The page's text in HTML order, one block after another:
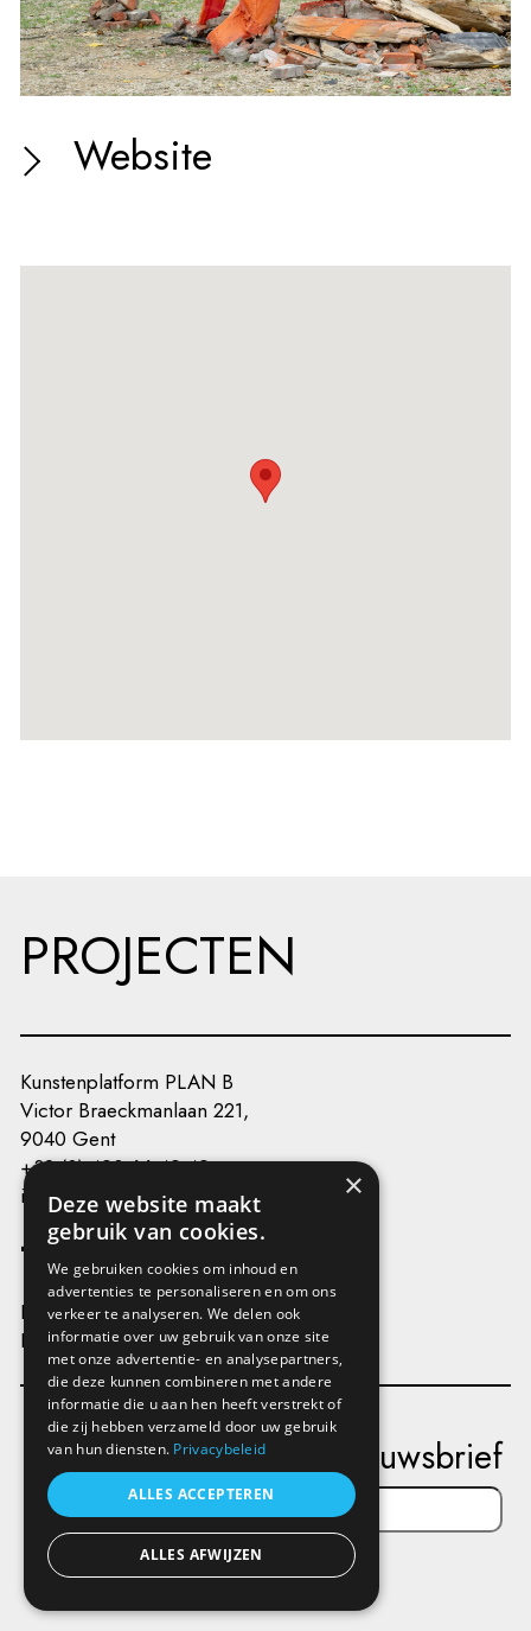
Website
PROJECTEN
Kunstenplatform PLAN B
Victor Braeckmanlaan 221,
9040 Gent
+32 (0) 493 66 49 49
info@kunstenplatformplanb.be
Privacy
Disclaimer
Schrijf je in op onze nieuwsbrief
Verstuur
×
Deze website maakt
gebruik van cookies.
We gebruiken cookies om inhoud en
advertenties te personaliseren en om ons
verkeer te analyseren. We delen ook
informatie over uw gebruik van onze site
met onze advertentie- en analysepartners,
die deze kunnen combineren met andere
informatie die u aan hen heeft verstrekt of
die zij hebben verzameld door uw gebruik
van hun diensten. Privacybeleid
ALLES ACCEPTEREN
ALLES AFWIJZEN